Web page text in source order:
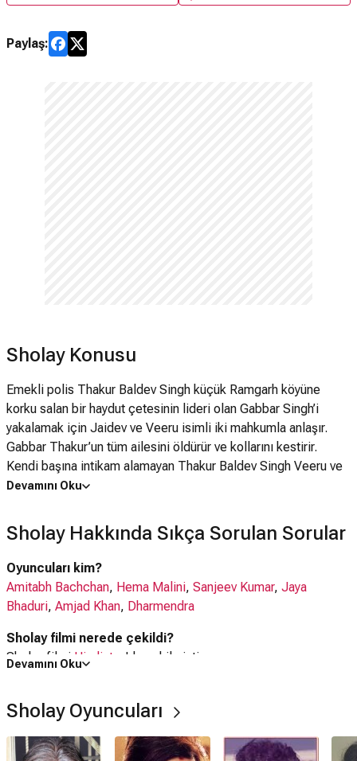
Paylaş:
Sholay Konusu
Emekli polis Thakur Baldev Singh küçük Ramgarh köyüne
korku salan bir haydut çetesinin lideri olan Gabbar Singh’i
yakalamak için Jaidev ve Veeru isimli iki mahkumla anlaşır.
Gabbar Thakur’un tüm ailesini öldürür ve kollarını kestirir.
Kendi başına intikam alamayan Thakur Baldev Singh Veeru ve
Jaidev’i görevlendirir. İkili Gabbar Singh’i canlı yakalamayı ve
planlandığı gibi gitmez. Veeru yerli at arabası sürücüsü
Basanti’ye aşık olur. Jai de Baldev Singh’in dul gelini Radha’dan
hoşlanmaktadır. İşleri daha da kötüleştiren Gabbar’ın Jai ile
Veeru’yu öldürmeye yemin edip Basanti’yi rehin alması olur.
Ancak Jaidev ve Veeru o kadar zekidir ki hiçbir haydut onları
Devamını Oku
Sholay Hakkında Sıkça Sorulan Sorular
Oyuncuları kim?
Amitabh Bachchan, Hema Malini, Sanjeev Kumar, Jaya
Bhaduri, Amjad Khan, Dharmendra
Sholay filmi nerede çekildi?
Sholay filmi Hindistan 'da çekilmiştir.
3 saat 18 dakika
IMDb puanı kaç?
Devamını Oku
Sholay Oyuncuları